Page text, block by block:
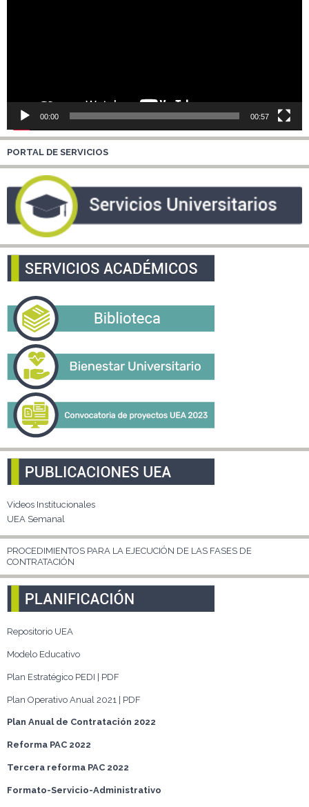
00:00 00:57
PORTAL DE SERVICIOS
Videos Institucionales
UEA Semanal
PROCEDIMIENTOS PARA LA EJECUCIÓN DE LAS FASES DE
CONTRATACIÓN
Repositorio UEA
Modelo Educativo
Plan Estratégico PEDI | PDF
Plan Operativo Anual 2021 | PDF
Plan Anual de Contratación 2022
Reforma PAC 2022
Tercera reforma PAC 2022
Formato-Servicio-Administrativo